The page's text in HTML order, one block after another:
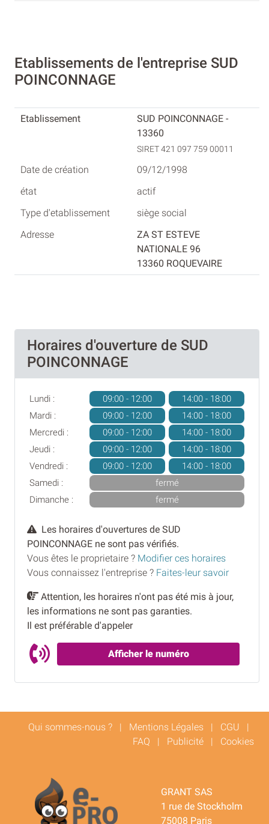
Etablissements de l'entreprise SUD
POINCONNAGE
SUD POINCONNAGE -
13360
SIRET 421 097 759 00011
09/12/1998
actif
siège social
ZA ST ESTEVE
NATIONALE 96
13360 ROQUEVAIRE
Horaires d'ouverture de SUD
POINCONNAGE
Lundi : 09:00 - 12:00
14:00 - 18:00
Mardi :
09:00 - 12:00
14:00 - 18:00
Mercredi :
09:00 - 12:00
14:00 - 18:00
Jeudi :
09:00 - 12:00
14:00 - 18:00
Vendredi :
09:00 - 12:00
14:00 - 18:00
Samedi :
fermé
Dimanche :
fermé
Les horaires d'ouvertures de SUD
POINCONNAGE ne sont pas vérifiés.
Vous êtes le proprietaire ? Modifier ces horaires
Vous connaissez l'entreprise ? Faites-leur savoir
Attention, les horaires n'ont pas été mis à jour,
les informations ne sont pas garanties.
Il est préférable d'appeler
Afficher le numéro
Qui sommes-nous ? | Mentions Légales | CGU |
FAQ | Publicité | Cookies
GRANT SAS
1 rue de Stockholm
75008 Paris